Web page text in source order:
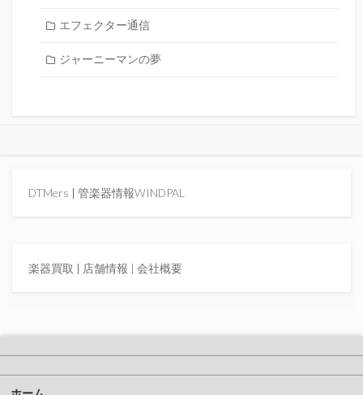
エフェクター通信
ジャーニーマンの夢
DTMers | 管楽器情報WINDPAL
楽器買取 | 店舗情報 | 会社概要